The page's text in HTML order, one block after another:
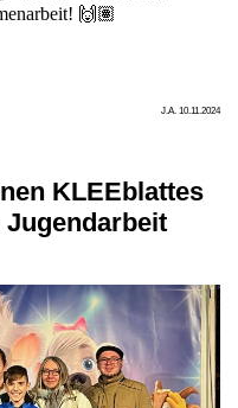
🙌🏽
J.A. 10.11.2024
KLEEblattes